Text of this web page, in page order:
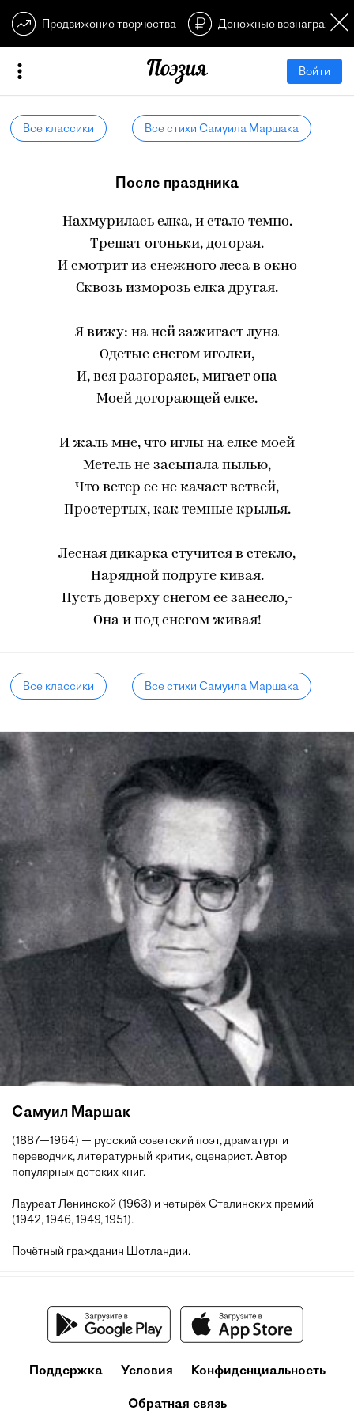
Продвижение творчества Денежные
Войти
Все классики Все стихи Самуила Маршака
После праздника
Нахмурилась елка, и стало темно.
Трещат огоньки, догорая.
И смотрит из снежного леса в окно
Сквозь изморозь елка другая.
Я вижу: на ней зажигает луна
Одетые снегом иголки,
И, вся разгораясь, мигает она
Моей догорающей елке.
И жаль мне, что иглы на елке моей
Метель не засыпала пылью,
Что ветер ее не качает ветвей,
Простертых, как темные крылья.
Лесная дикарка стучится в стекло,
Нарядной подруге кивая.
Пусть доверху снегом ее занесло,-
Она и под снегом живая!
Все классики Все стихи Самуила Маршака
Самуил Маршак
(1887—1964) — русский советский поэт, драматург и
переводчик, литературный критик, сценарист. Автор
популярных детских книг.
Лауреат Ленинской (1963) и четырёх Сталинских премий
(1942, 1946, 1949, 1951).
Почётный гражданин Шотландии.
Поддержка Условия Конфиденциальность
Обратная связь